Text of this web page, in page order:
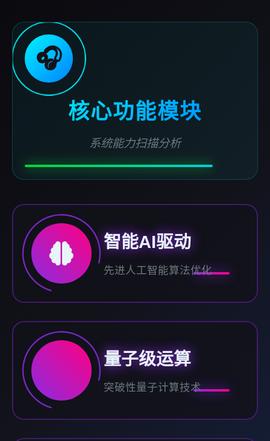
🎧
核心功能模块
系统能力扫描分析
智能AI驱动
先进人工智能算法优化
量子级运算
突破性量子计算技术